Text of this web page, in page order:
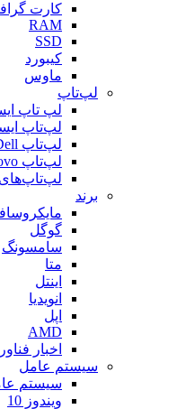
کارت
RAM
SSD
کیبورد
ماوس
لپ‌تاپ
لپ تاپ
لپ‌تاپ
لپ‌تاپ Dell
لپ‌تاپ Lenovo
لپ‌تاپ‌های HP
برند
گوگل
سامسونگ
متا
اینتل
انویدیا
اپل
AMD
اخبار
سیستم عامل
سیستم
ویندوز 10